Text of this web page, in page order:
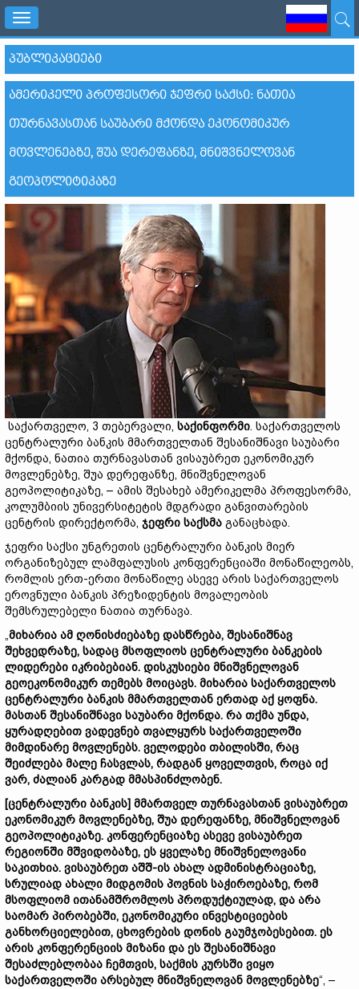
Toggle
navigation
ᲞᲣᲑᲚᲘᲙᲐᲪᲘᲔᲑᲘ
ᲐᲛᲔᲠᲘᲙᲔᲚᲘ ᲞᲠᲝᲤᲔᲡᲝᲠᲘ ᲯᲔᲤᲠᲘ ᲡᲐᲥᲡᲘ: ᲜᲐᲗᲘᲐ
ᲗᲣᲠᲜᲐᲕᲐᲡᲗᲐᲜ ᲡᲐᲣᲑᲐᲠᲘ ᲛᲥᲝᲜᲓᲐ ᲔᲙᲝᲜᲝᲛᲘᲙᲣᲠ
ᲛᲝᲕᲚᲔᲜᲔᲑᲖᲔ, ᲨᲣᲐ ᲓᲔᲠᲔᲤᲐᲜᲖᲔ, ᲛᲜᲘᲨᲕᲜᲔᲚᲝᲕᲐᲜ
ᲒᲔᲝᲞᲝᲚᲘᲢᲘᲙᲐᲖᲔ
საქართველო, 3 თებერვალი, საქინფორმი. საქართველოს
ცენტრალური ბანკის მმართველთან შესანიშნავი საუბარი
მქონდა, ნათია თურნავასთან ვისაუბრეთ ეკონომიკურ
მოვლენებზე, შუა დერეფანზე, მნიშვნელოვან
გეოპოლიტიკაზე, – ამის შესახებ ამერიკელმა პროფესორმა,
კოლუმბიის უნივერსიტეტის მდგრადი განვითარების
ცენტრის დირექტორმა, ჯეფრი საქსმა განაცხადა.
ჯეფრი საქსი უნგრეთის ცენტრალური ბანკის მიერ
ორგანიზებულ ლამფალუსის კონფერენციაში მონაწილეობს,
რომლის ერთ-ერთი მონაწილე ასევე არის საქართველოს
ეროვნული ბანკის პრეზიდენტის მოვალეობის
შემსრულებელი ნათია თურნავა.
„მიხარია ამ ღონისძიებაზე დასწრება, შესანიშნავ
შეხვედრაზე, სადაც მსოფლიოს ცენტრალური ბანკების
ლიდერები იკრიბებიან. დისკუსიები მნიშვნელოვან
გეოეკონომიკურ თემებს მოიცავს. მიხარია საქართველოს
ცენტრალური ბანკის მმართველთან ერთად აქ ყოფნა.
მასთან შესანიშნავი საუბარი მქონდა. რა თქმა უნდა,
ყურადღებით ვადევნებ თვალყურს საქართველოში
მიმდინარე მოვლენებს. ველოდები თბილისში, რაც
შეიძლება მალე ჩასვლას, რადგან ყოველთვის, როცა იქ
ვარ, ძალიან კარგად მმასპინძლობენ.
[ცენტრალური ბანკის] მმართველ თურნავასთან ვისაუბრეთ
ეკონომიკურ მოვლენებზე, შუა დერეფანზე, მნიშვნელოვან
გეოპოლიტიკაზე. კონფერენციაზე ასევე ვისაუბრეთ
რეგიონში მშვიდობაზე, ეს ყველაზე მნიშვნელოვანი
საკითხია. ვისაუბრეთ აშშ-ის ახალ ადმინისტრაციაზე,
სრულიად ახალი მიდგომის პოვნის საჭიროებაზე, რომ
მსოფლიომ ითანამშრომლოს პროდუქტიულად, და არა
საომარ პირობებში, ეკონომიკური ინვესტიციების
განხორციელებით, ცხოვრების დონის გაუმჯობესებით. ეს
არის კონფერენციის მიზანი და ეს შესანიშნავი
შესაძლებლობაა ჩემთვის, საქმის კურსში ვიყო
საქართველოში არსებულ მნიშვნელოვან მოვლენებზე“, –